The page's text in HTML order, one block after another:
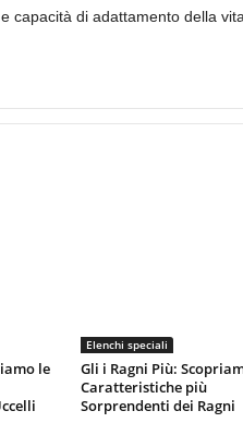
di adattamento della
le
Elenchi speciali
Gli i Ragni Più:
Caratteristiche più
Sorprendenti dei Ragni